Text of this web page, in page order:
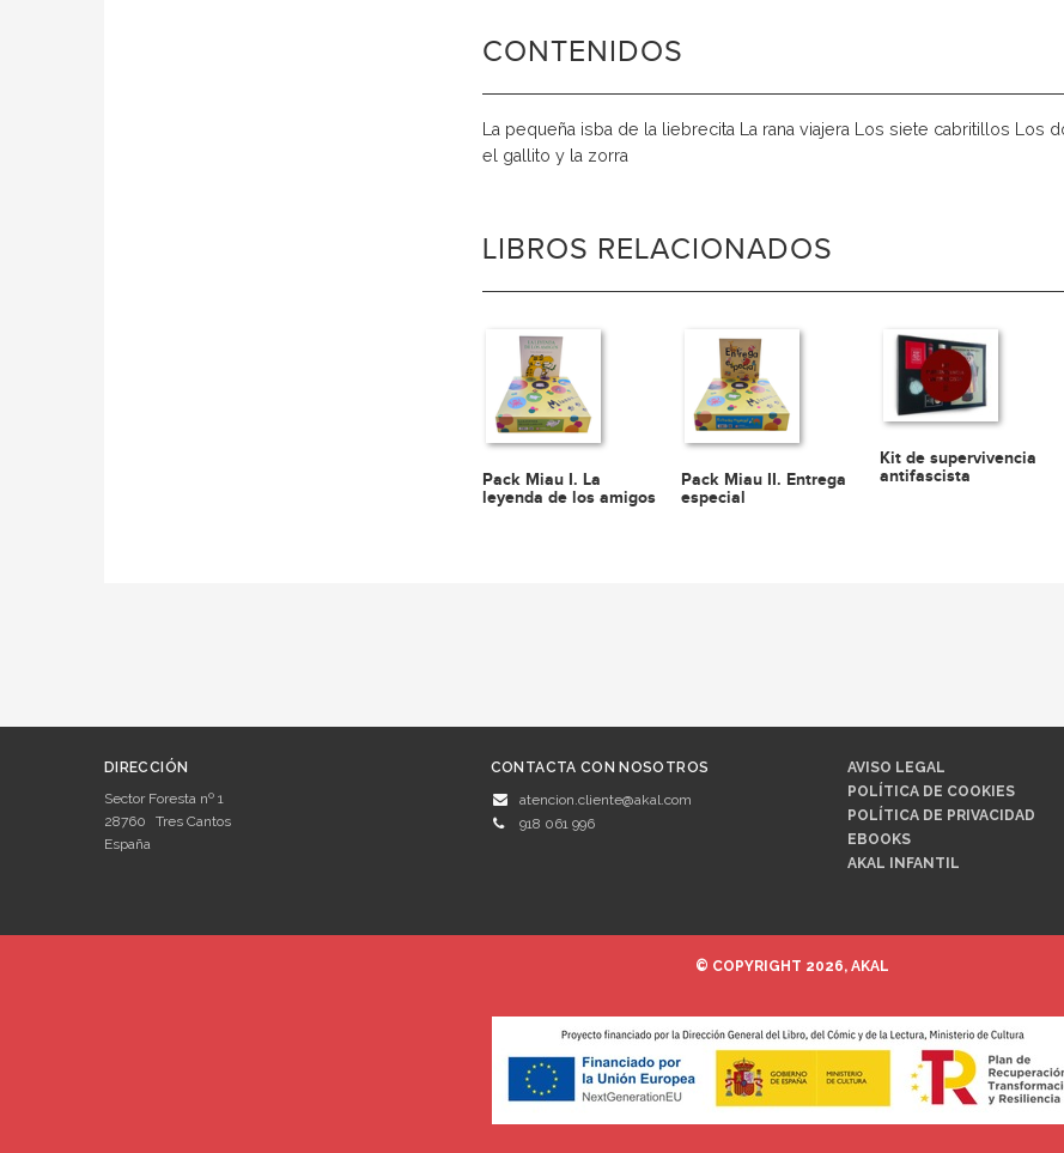
CONTENIDOS
La pequeña isba de la liebrecita La rana viajera Los siete cabritillos Los
el gallito y la zorra
LIBROS RELACIONADOS
Pack Miau I. La
leyenda de los amigos
Pack Miau II. Entrega
especial
Kit de supervivencia
antifascista
DIRECCIÓN
Sector Foresta nº 1
28760
Tres Cantos
España
CONTACTA CON NOSOTROS
atencion.cliente@akal.com
918 061 996
AVISO LEGAL
POLÍTICA DE COOKIES
POLÍTICA DE PRIVACIDAD
EBOOKS
AKAL INFANTIL
© COPYRIGHT 2026, AKAL